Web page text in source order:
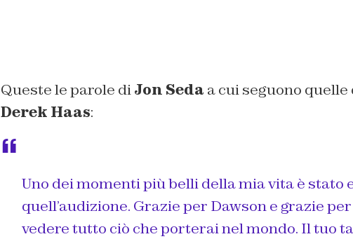
Queste le parole diJon Seda a cui seguono
Derek Haas:
Uno dei momenti più belli della mia vita è stato
quell’audizione. Grazie per Dawson e grazie
vedere tutto ciò che porterai nel mondo. Il tuo